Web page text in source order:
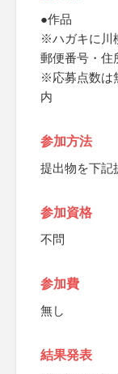
●作品
※ハガキに川
郵便番号・住
※応募点数は
内
参加方法
提出物を下記
参加資格
不問
参加費
無し
結果発表